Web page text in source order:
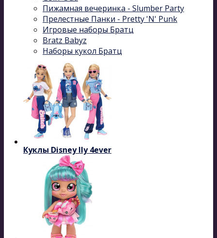
Пижамная вечеринка - Slumber Party
Прелестные Панки - Pretty 'N' Punk
Игровые наборы Братц
Bratz Babyz
Наборы кукол Братц
Куклы Disney Ily 4ever